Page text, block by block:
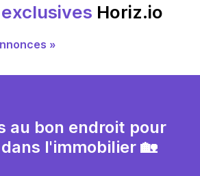
exclusives Horiz.io
»
au bon endroit pour
l'immobilier 🏡